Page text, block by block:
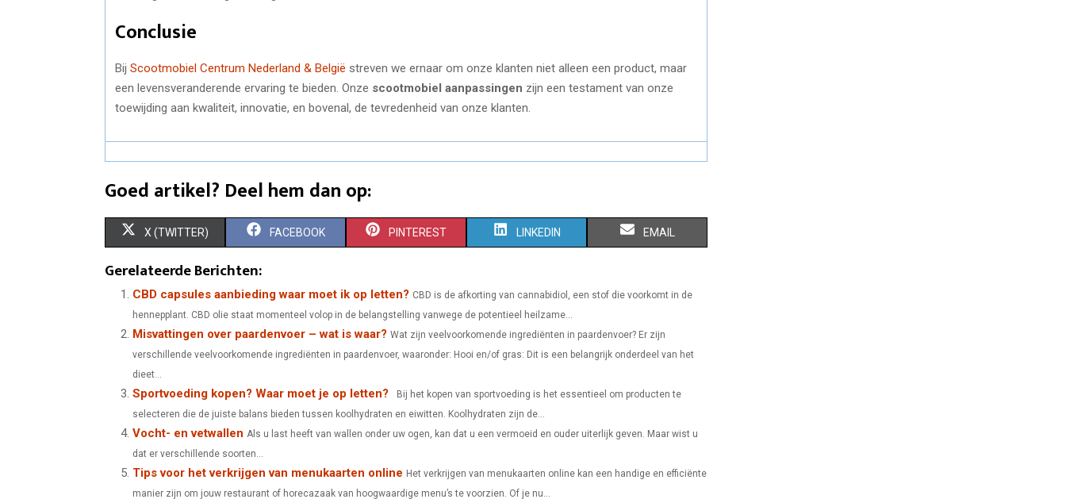
Conclusie
Bij Scootmobiel Centrum Nederland & België streven we ernaar om onze klanten niet alleen een product, maar
een levensveranderende ervaring te bieden. Onze scootmobiel aanpassingen zijn een testament van onze
toewijding aan kwaliteit, innovatie, en bovenal, de tevredenheid van onze klanten.
Goed artikel? Deel hem dan op:
S
A
R
O
X (TWITTER) S
R
FACEBOOK S
R
PINTEREST S
R
LINKEDIN S
A
EMAIL
Gerelateerde Berichten:
CBD capsules aanbieding waar moet ik op letten? CBD is de afkorting van cannabidiol, een stof die voorkomt in de
hennepplant. CBD olie staat momenteel volop in de belangstelling vanwege de potentieel heilzame...
Misvattingen over paardenvoer – wat is waar? Wat zijn veelvoorkomende ingrediënten in paardenvoer? Er zijn
verschillende veelvoorkomende ingrediënten in paardenvoer, waaronder: Hooi en/of gras: Dit is een belangrijk onderdeel van het
dieet...
Sportvoeding kopen? Waar moet je op letten?
Bij het kopen van sportvoeding is het essentieel om producten te
selecteren die de juiste balans bieden tussen koolhydraten en eiwitten. Koolhydraten zijn de...
Vocht- en vetwallen Als u last heeft van wallen onder uw ogen, kan dat u een vermoeid en ouder uiterlijk geven. Maar wist u
dat er verschillende soorten...
Tips voor het verkrijgen van menukaarten online Het verkrijgen van menukaarten online kan een handige en efficiënte
manier zijn om jouw restaurant of horecazaak van hoogwaardige menu’s te voorzien. Of je nu...